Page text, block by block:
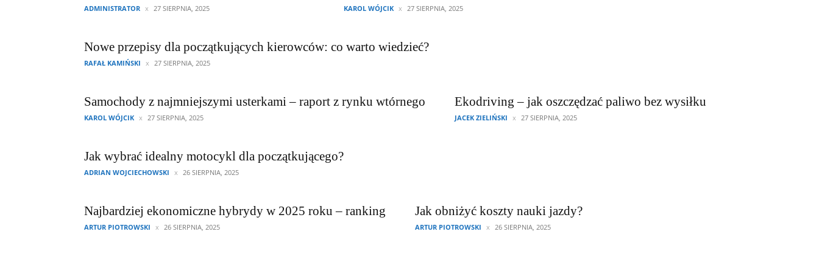
ADMINISTRATOR 27 SIERPNIA, 2025 KAROL WÓJCIK 27 SIERPNIA, 2025
Nowe przepisy dla początkujących kierowców: co warto wiedzieć?
RAFAŁ KAMIŃSKI 27 SIERPNIA, 2025
Samochody z najmniejszymi usterkami – raport z rynku wtórnego
KAROL WÓJCIK 27 SIERPNIA, 2025
Ekodriving – jak oszczędzać paliwo bez wysiłku
JACEK ZIELIŃSKI 27 SIERPNIA, 2025
Jak wybrać idealny motocykl dla początkującego?
ADRIAN WOJCIECHOWSKI 26 SIERPNIA, 2025
Najbardziej ekonomiczne hybrydy w 2025 roku – ranking
ARTUR PIOTROWSKI 26 SIERPNIA, 2025
Jak obniżyć koszty nauki jazdy?
ARTUR PIOTROWSKI 26 SIERPNIA, 2025